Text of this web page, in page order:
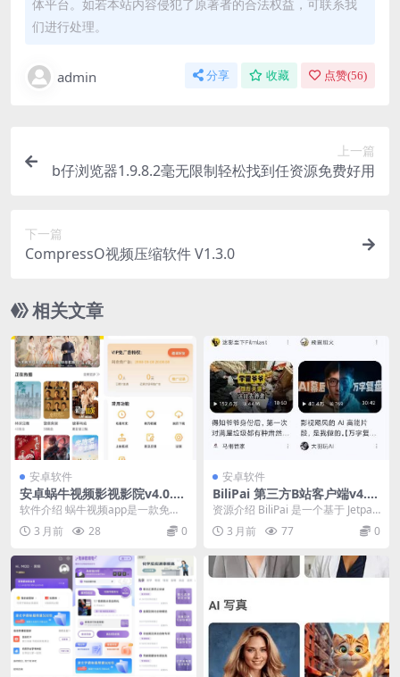
体平台。如若本站内容侵犯了原著者的合法权益，可联系我
们进行处理。
admin 分享 收藏 点赞(56)
上一篇
b仔浏览器1.9.8.2毫无限制轻松找到任资源免费好用
下一篇
CompressO视频压缩软件 V1.3.0
相关文章
安卓软件
安卓蜗牛视频影视影院v4.0.60
去广告VIP版
软件介绍 蜗牛视频app是一款免费
安卓手机影视软件,全网热门影视资
源同步更新,排...
3 月前 28 0
安卓软件
BiliPai 第三方B站客户端v4.0.
1
资源介绍 BiliPai 是一个基于 Jetpac
k Compose 和 Mat...
3 月前 77 0